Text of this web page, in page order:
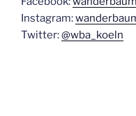
Instagram:
Twitter:@wba_koeln